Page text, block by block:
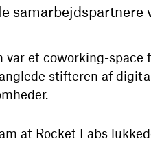
samarbejdspartnere
var et coworking-
stifteren af
at Rocket Labs